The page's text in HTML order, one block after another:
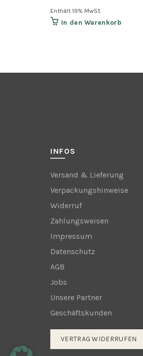
Enthält 19% MwSt.
In den Warenkorb
INFOS
Versand & Lieferung
Verpackungshinweise
Widerruf
Zahlungsweisen
Impressum
Datenschutz
AGB
Jobs
Unsere Partner
Geschäftskunden
VERTRAG WIDERRUFEN